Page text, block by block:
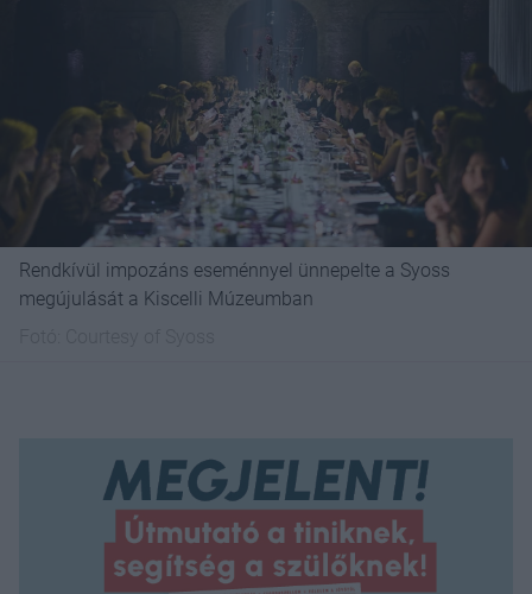
Rendkívül impozáns eseménnyel ünnepelte a Syoss
megújulását a Kiscelli Múzeumban